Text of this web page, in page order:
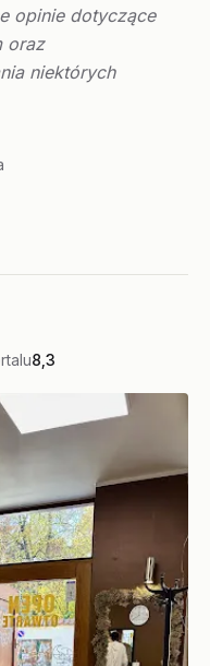
opinie dotyczące
oraz
niektórych
8,3